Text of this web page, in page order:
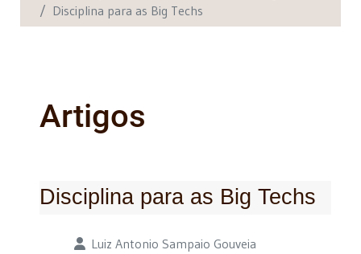
Disciplina para as Big Techs
Artigos
Disciplina para as Big Techs
Detalhes Luiz Antonio Sampaio Gouveia